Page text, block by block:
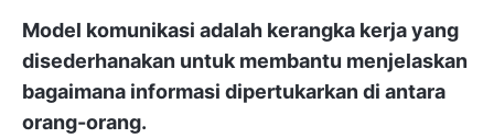
Model komunikasi adalah kerangka kerja yang
disederhanakan untuk membantu menjelaskan
bagaimana informasi dipertukarkan di antara
orang-orang.